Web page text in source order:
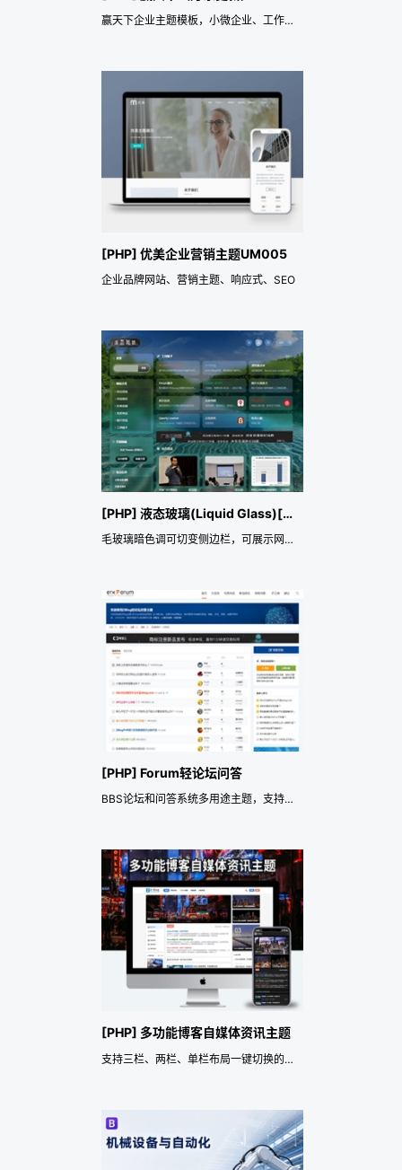
赢天下企业主题模板，小微企业、工作室、微商通用模板!
[PHP] 优美企业营销主题UM005
企业品牌网站、营销主题、响应式、SEO
[PHP] 液态玻璃(Liquid Glass)[VIP]
毛玻璃暗色调可切变侧边栏，可展示网址链接图片案例CMS文字列表等多种模块，手机平板移动端自适应自定义背景图磨砂玻璃质感，模板原创化标记，轻量防采集版权保护，支持SEO优化TDK设置——《益吾库》尔今作品
[PHP] Forum轻论坛问答
BBS论坛和问答系统多用途主题，支持设置版主、帖内置顶、采纳最佳答案、锁帖、关注喜欢顶踩、加精华、富文本评论等功能，支持回复消息通知和夜晚关灯暗夜模式，支持QQ号一键获取头像名称和随机头像，讨论组社区自适应响应式扁平风格——《益吾库》尔今作品
[PHP] 多功能博客自媒体资讯主题
支持三栏、两栏、单栏布局一键切换的博客自媒体资讯主题，内置SEO优化、黑夜模式、文章目录索引，采用AJAX加载下一页技术，提升权重收录效果，配备懒加载、专题、标签云、多模块功能，提供自适应设计，适合社交分享、游戏、资讯、漫画、体育等站点，涵盖三栏主题模板、两栏双栏主题模板、单栏主题模板，满足多种需求和用户体验。